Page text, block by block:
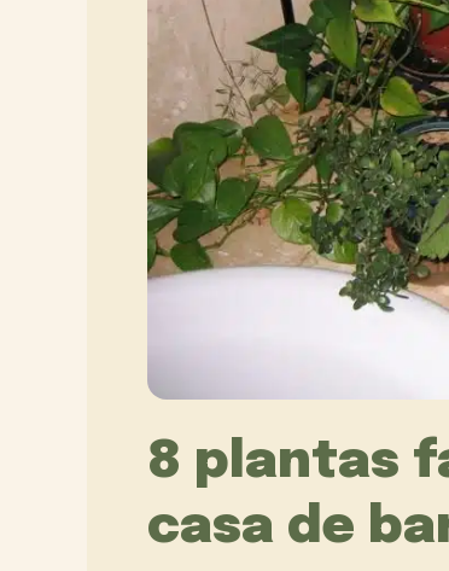
8 plantas
casa de